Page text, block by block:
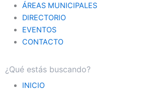
ÁREAS MUNICIPALES
DIRECTORIO
EVENTOS
CONTACTO
INICIO